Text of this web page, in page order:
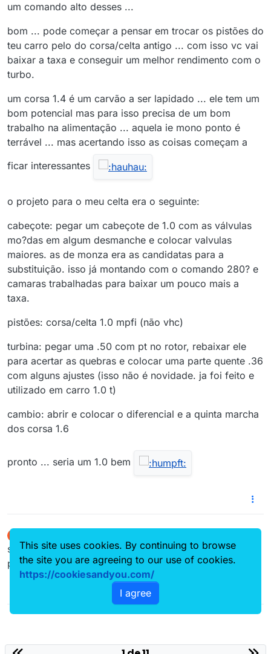
um comando alto desses ...
bom ... pode começar a pensar em trocar os pistões do
teu carro pelo do corsa/celta antigo ... com isso vc vai
baixar a taxa e conseguir um melhor rendimento com o
turbo.
um corsa 1.4 é um carvão a ser lapidado ... ele tem um
bom potencial mas para isso precisa de um bom
trabalho na alimentação ... aquela ie mono ponto é
terrável ... mas acertando isso as coisas começam a
ficar interessantes
o projeto para o meu celta era o seguinte:
cabeçote: pegar um cabeçote de 1.0 com as válvulas
mo?das em algum desmanche e colocar valvulas
maiores. as de monza era as candidatas para a
substituição. isso já montando com o comando 280? e
camaras trabalhadas para baixar um pouco mais a
taxa.
pistões: corsa/celta 1.0 mpfi (não vhc)
turbina: pegar uma .50 com pt no rotor, rebaixar ele
para acertar as quebras e colocar uma parte quente .36
com alguns ajustes (isso não é novidade. ja foi feito e
utilizado em carro 1.0 t)
cambio: abrir e colocar o diferencial e a quinta marcha
dos corsa 1.6
pronto ... seria um 1.0 bem
Offline última edição por
so uma coisa na cv, nao recomendo de forma alguma
passar dos 130cv no miolo original do 1.0
This site uses cookies. By continuing to browse
the site you are agreeing to our use of cookies.
https://cookiesandyou.com/
I agree